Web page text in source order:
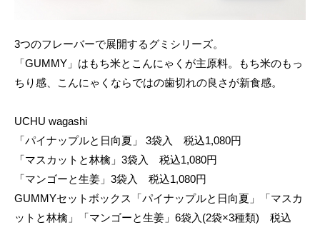
3つのフレーバーで展開するグミシリーズ。
「GUMMY」はもち米とこんにゃくが主原料。もち米のもっ
ちり感、こんにゃくならではの歯切れの良さが新食感。
UCHU wagashi
「パイナップルと日向夏」 3袋入 税込1,080円
「マスカットと林檎」3袋入 税込1,080円
「マンゴーと生姜」3袋入 税込1,080円
GUMMYセットボックス「パイナップルと日向夏」「マスカ
ットと林檎」「マンゴーと生姜」6袋入(2袋×3種類) 税込